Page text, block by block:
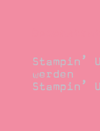
Stampin’
werden
Stampin’